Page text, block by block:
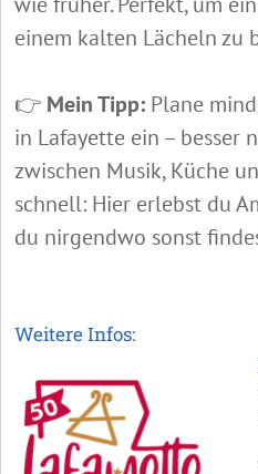
einem kalten Lächeln zu
👉 Mein Tipp: Plane
in Lafayette ein – besser
zwischen Musik, Küche
schnell: Hier erlebst du
du nirgendwo sonst
Weitere Infos: